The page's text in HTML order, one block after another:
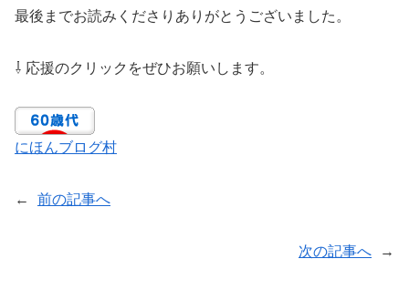
最後までお読みくださりありがとうございました。
⇩ 応援のクリックをぜひお願いします。
にほんブログ村
← 前の記事へ
次の記事へ →